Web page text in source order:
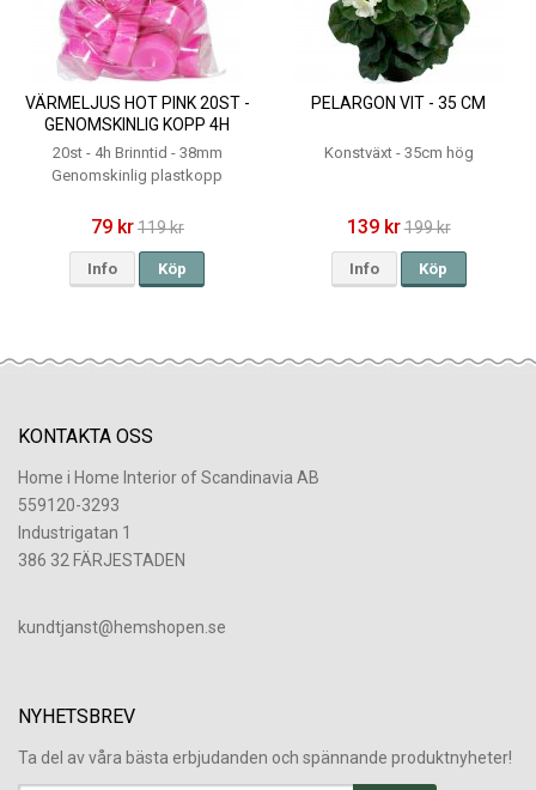
VÄRMELJUS HOT PINK 20ST -
GENOMSKINLIG KOPP 4H
20st - 4h Brinntid - 38mm
Genomskinlig plastkopp
79 kr119 kr
Info Köp
PELARGON VIT - 35 CM
Konstväxt - 35cm hög
139 kr199 kr
Info Köp
KONTAKTA OSS
Home i Home Interior of Scandinavia AB
559120-3293
Industrigatan 1
386 32 FÄRJESTADEN
​kundtjanst@hemshopen.se
NYHETSBREV
Ta del av våra bästa erbjudanden och spännande produktnyheter!